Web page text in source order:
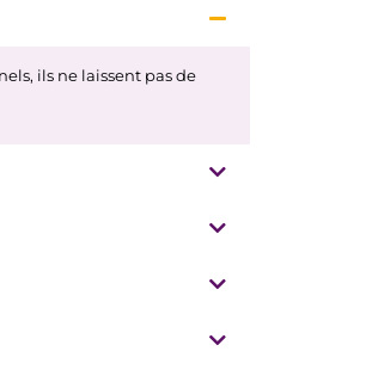
ils ne laissent pas de